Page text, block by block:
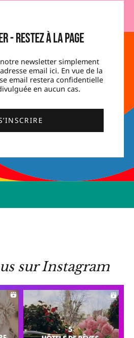
- Restez à la page
newsletter simplement
email ici. En vue de la
email restera confidentielle
en aucun cas.
sur Instagram